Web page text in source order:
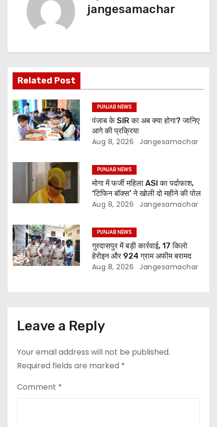
jangesamachar
Related Post
PUNJAB NEWS
पंजाब के SIR का अब क्या होगा? जानिए
आगे की प्रक्रिया
Aug 8, 2026 Jangesamachar
PUNJAB NEWS
मोगा में फर्जी महिला ASI का पर्दाफाश,
‘टिफिन बॉक्स’ ने खोली दो महीने की पोल
Aug 8, 2026 Jangesamachar
PUNJAB NEWS
गुरदासपुर में बड़ी कार्रवाई, 17 किलो
हेरोइन और 924 ग्राम अफीम बरामद
Aug 8, 2026 Jangesamachar
Leave a Reply
Your email address will not be published.
Required fields are marked *
Comment *